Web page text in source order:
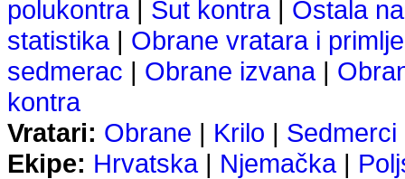
polukontra| Šut kontra| Ostala
statistika| Obrane vratara i
sedmerac | Obrane izvana|
kontra
Vratari: Obrane | Krilo | Sedmerci
Ekipe: Hrvatska| Njemačka|